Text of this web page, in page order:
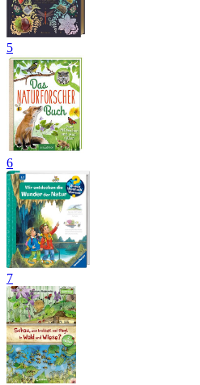
5
6
7